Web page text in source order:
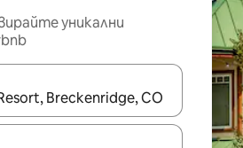
уникални
се покажат, използвайте